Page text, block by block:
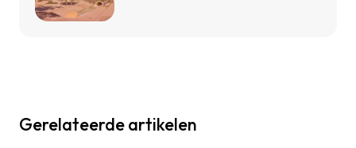
Gerelateerde artikelen